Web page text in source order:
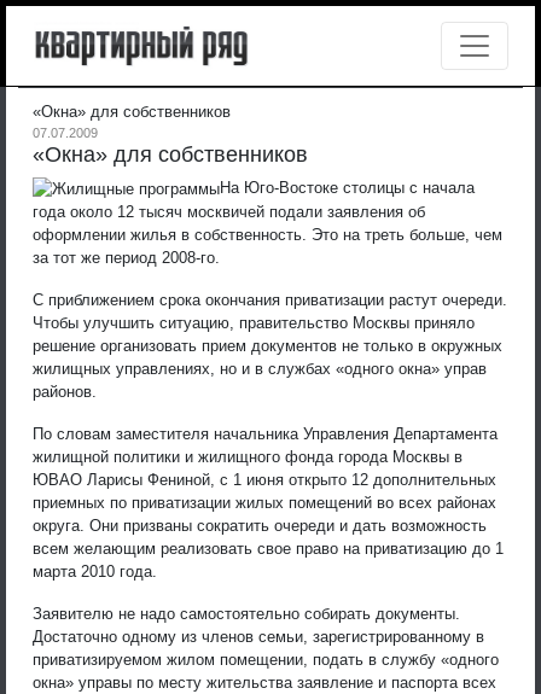
«Окна» для собственников
07.07.2009
«Окна» для собственников
На Юго-Востоке столицы с начала
года около 12 тысяч москвичей подали заявления об
оформлении жилья в собственность. Это на треть больше, чем
за тот же период 2008-го.
С приближением срока окончания приватизации растут очереди.
Чтобы улучшить ситуацию, правительство Москвы приняло
решение организовать прием документов не только в окружных
жилищных управлениях, но и в службах «одного окна» управ
районов.
По словам заместителя начальника Управления Департамента
жилищной политики и жилищного фонда города Москвы в
ЮВАО Ларисы Фениной, с 1 июня открыто 12 дополнительных
приемных по приватизации жилых помещений во всех районах
округа. Они призваны сократить очереди и дать возможность
всем желающим реализовать свое право на приватизацию до 1
марта 2010 года.
Заявителю не надо самостоятельно собирать документы.
Достаточно одному из членов семьи, зарегистрированному в
приватизируемом жилом помещении, подать в службу «одного
окна» управы по месту жительства заявление и паспорта всех